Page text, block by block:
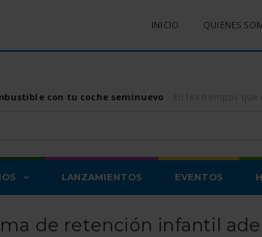
INICIO QUIENES
con tu coche seminuevo En los tiempos que corren y con los
LANZAMIENTOS EVENTOS
de retención infantil